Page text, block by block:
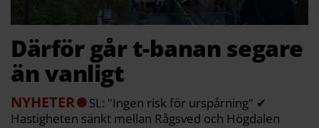
Därför går t-banan segare
än vanligt
NYHETER
SL: "Ingen risk för urspårning" ✔
Hastigheten sänkt mellan Rågsved och Högdalen